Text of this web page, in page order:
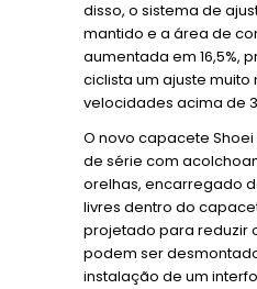
disso, o sistema de
mantido e a área de
aumentada em 16,5%,
ciclista um ajuste muito
velocidades acima de
O novo capacete Shoei
de série com
orelhas, encarregado
livres dentro do
projetado para reduzir
podem ser
instalação de um